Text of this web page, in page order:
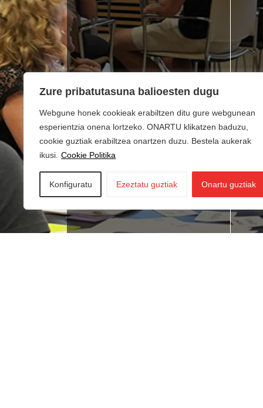
Zure pribatutasuna balioesten dugu
Webgune honek cookieak erabiltzen ditu gure webgunean
esperientzia onena lortzeko. ONARTU klikatzen baduzu,
cookie guztiak erabiltzea onartzen duzu. Bestela aukerak
ikusi. Cookie Politika
Konfiguratu Ezeztatu guztiak Onartu guztiak